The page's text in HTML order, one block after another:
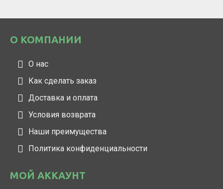
О КОМПАНИИ
О нас
Как сделать заказ
Доставка и оплата
Условия возврата
Наши преимущества
Политика конфиденциальности
МОЙ АККАУНТ